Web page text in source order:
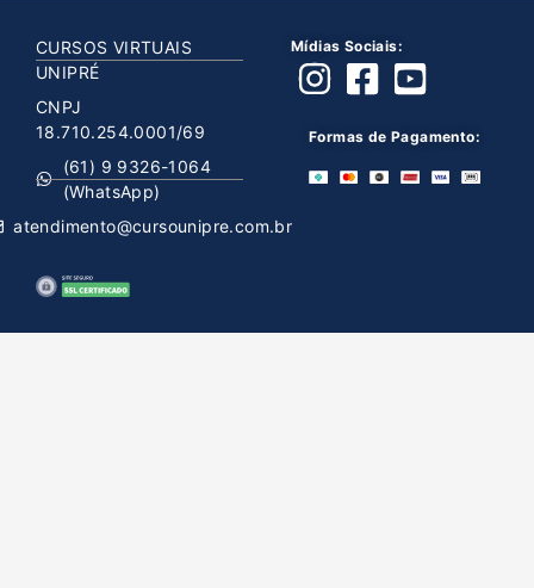
CURSOS VIRTUAIS
UNIPRÉ
CNPJ
18.710.254.0001/69
(61) 9 9326-1064
(WhatsApp)
atendimento@cursounipre.com.br
Mídias Sociais:
Formas de Pagamento: